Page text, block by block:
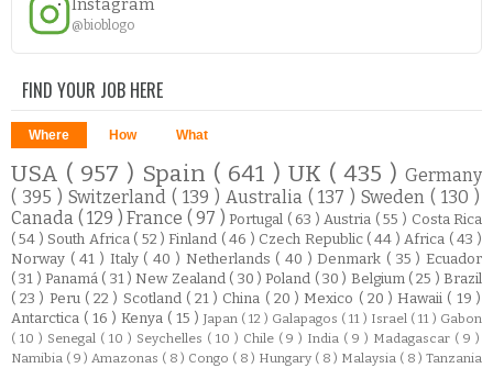
Instagram
@bioblogo
FIND YOUR JOB HERE
Where How What
USA ( 957 ) Spain ( 641 ) UK ( 435 ) Germany
( 395 ) Switzerland ( 139 ) Australia ( 137 )Sweden( 130 )
Canada ( 129 )France ( 97 )Portugal ( 63 ) Austria ( 55 ) Costa Rica
( 54 ) South Africa ( 52 )Finland ( 46 ) Czech Republic ( 44 ) Africa ( 43 )
Norway ( 41 ) Italy ( 40 ) Netherlands ( 40 )Denmark ( 35 ) Ecuador
( 31 )Panamá ( 31 ) New Zealand ( 30 )Poland ( 30 ) Belgium ( 25 )Brazil
( 23 ) Peru ( 22 ) Scotland ( 21 ) China ( 20 ) Mexico ( 20 )Hawaii ( 19 )
Antarctica ( 16 ) Kenya ( 15 ) Japan ( 12 ) Galapagos ( 11 ) Israel ( 11 ) Gabon
( 10 ) Senegal ( 10 ) Seychelles ( 10 ) Chile ( 9 ) India ( 9 ) Madagascar ( 9 )
Namibia ( 9 ) Amazonas ( 8 ) Congo ( 8 ) Hungary ( 8 ) Malaysia ( 8 ) Tanzania